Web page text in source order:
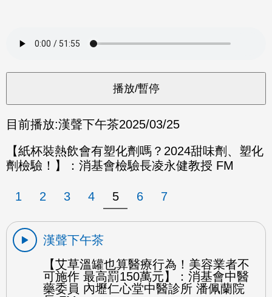
目前播放:漢聲下午茶2025/03/25
【紙杯裝熱飲會有塑化劑嗎？2024甜味劑、塑化
劑檢驗！】：消基會檢驗長凌永健教授 FM
1 2 3 4 5 6 7
漢聲下午茶
【艾草溫罐也算醫療行為！美容業者不
可施作 最高罰150萬元】：消基會中醫
藥委員 內壢仁心堂中醫診所 潘佩蘭院